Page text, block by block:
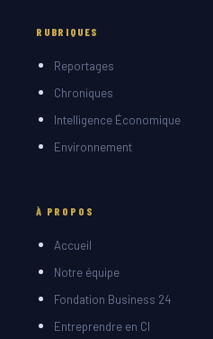
RUBRIQUES
Reportages
Chroniques
Intelligence Économique
Environnement
À PROPOS
Accueil
Notre équipe
Fondation Business 24
Entreprendre en CI